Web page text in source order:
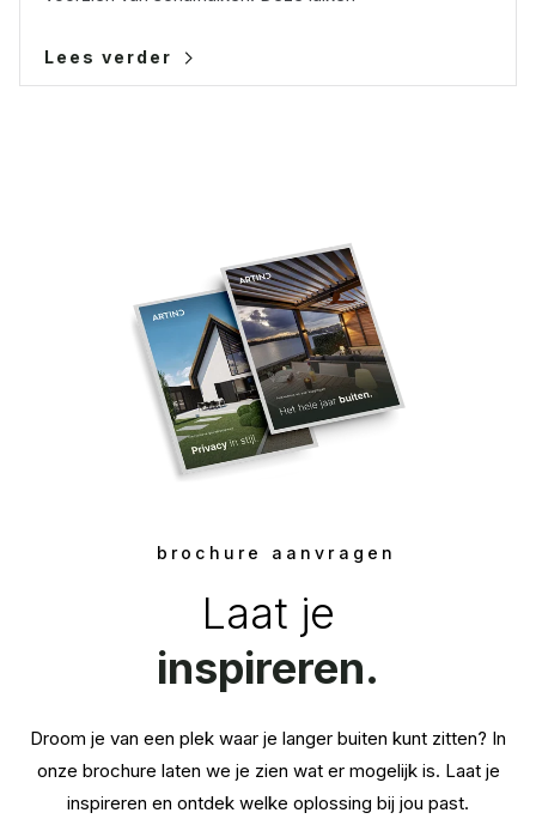
Lees verder
brochure aanvragen
Laat je
inspireren.
Droom je van een plek waar je langer buiten kunt zitten? In
onze brochure laten we je zien wat er mogelijk is. Laat je
inspireren en ontdek welke oplossing bij jou past.